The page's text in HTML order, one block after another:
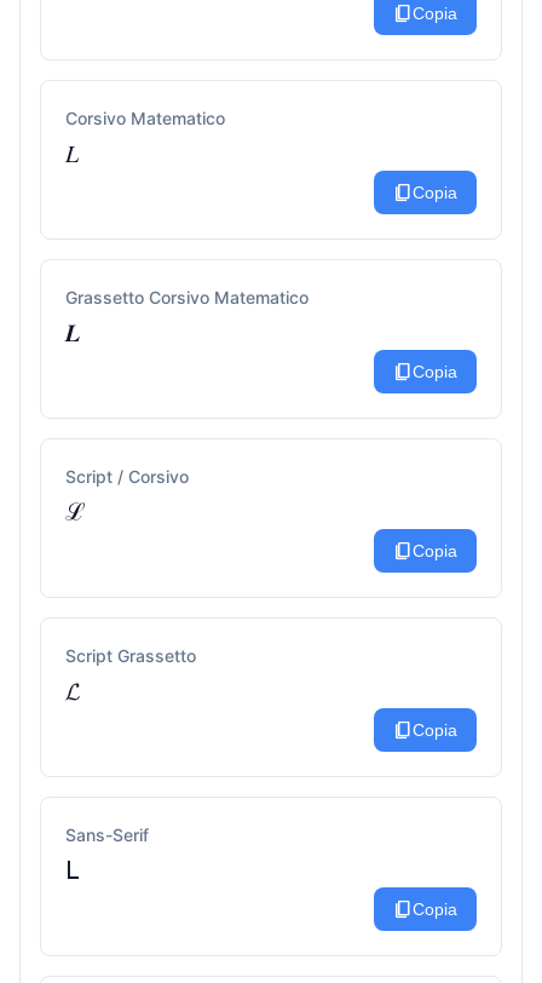
content_copyCopia
Corsivo Matematico
𝐿
content_copyCopia
Grassetto Corsivo Matematico
𝑳
content_copyCopia
Script / Corsivo
ℒ
content_copyCopia
Script Grassetto
𝓛
content_copyCopia
Sans-Serif
𝖫
content_copyCopia